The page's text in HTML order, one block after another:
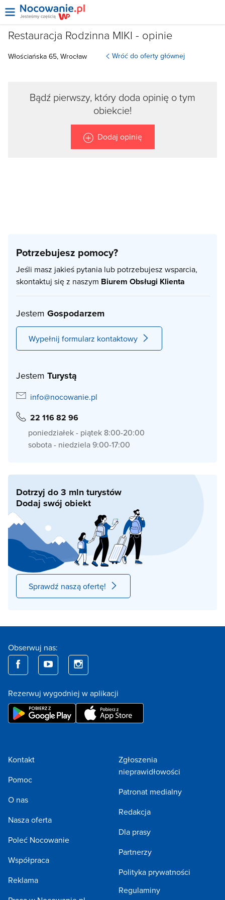
Restauracja Rodzinna MIKI - opinie
Włościańska 65, Wrocław Wróć do oferty głównej
Bądź pierwszy, który doda opinię o tym
obiekcie!
Dodaj opinię
Potrzebujesz pomocy?
Jeśli masz jakieś pytania lub potrzebujesz wsparcia,
skontaktuj się z naszym Biurem Obsługi Klienta
Jestem Gospodarzem
Wypełnij formularz kontaktowy
Jestem Turystą
info@nocowanie.pl
22 116 82 96
poniedziałek - piątek 8:00-20:00
sobota - niedziela 9:00-17:00
Dotrzyj do 3 mln turystów
Dodaj swój obiekt
Sprawdź naszą ofertę!
Obserwuj nas:
Rezerwuj wygodniej w aplikacji
Kontakt
Pomoc
O nas
Nasza oferta
Poleć Nocowanie
Współpraca
Reklama
Zgłoszenia
nieprawidłowości
Patronat medialny
Redakcja
Dla prasy
Partnerzy
Polityka prywatności
Regulaminy